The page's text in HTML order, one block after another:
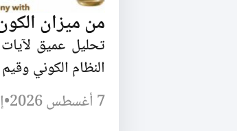
من ميزان
تحليل عميق
النظام الكوني وقيم
7 أغسطس 2026
•